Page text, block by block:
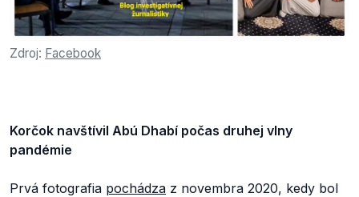
Zdroj: Facebook
Korčok navštívil Abú Dhabí počas druhej vlny
pandémie
Prvá fotografia pochádza z novembra 2020, kedy bol